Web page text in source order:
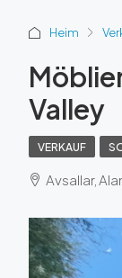
Heim
Valley
VERKAUF
Avsallar,